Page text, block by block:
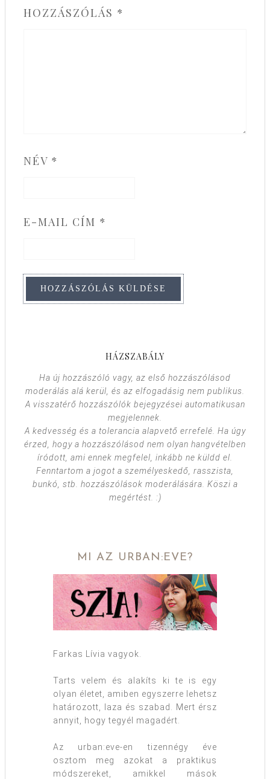
HOZZÁSZÓLÁS *
NÉV *
E-MAIL CÍM *
HÁZSZABÁLY
Ha új hozzászóló vagy, az első hozzászólásod
moderálás alá kerül, és az elfogadásig nem publikus.
A visszatérő hozzászólók bejegyzései automatikusan
megjelennek.
A kedvesség és a tolerancia alapvető errefelé. Ha úgy
érzed, hogy a hozzászólásod nem olyan hangvételben
íródott, ami ennek megfelel, inkább ne küldd el.
Fenntartom a jogot a személyeskedő, rasszista,
bunkó, stb. hozzászólások moderálására. Köszi a
megértést. :)
MI AZ URBAN:EVE?
Farkas Lívia vagyok.
Tarts velem és alakíts ki te is egy
olyan életet, amiben egyszerre lehetsz
határozott, laza és szabad. Mert érsz
annyit, hogy tegyél magadért.
Az urban:eve-en tizennégy éve
osztom meg azokat a praktikus
módszereket, amikkel mások